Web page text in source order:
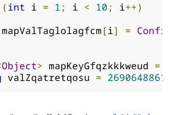
(int i = 1 ; i < 10 ; i++)
[i] = Config
Object> mapKeyGfqzkkkweud =
valZqatretqosu =